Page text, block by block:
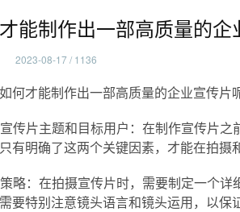
能制作出一部高质量的企
2023-08-17 / 1136
何才能制作出一部高质量的企业宣传片
传片主题和目标用户：在制作宣传片
有明确了这两个关键因素，才能在拍
略：在拍摄宣传片时，需要制定一个
要特别注意镜头语言和镜头运用，以保